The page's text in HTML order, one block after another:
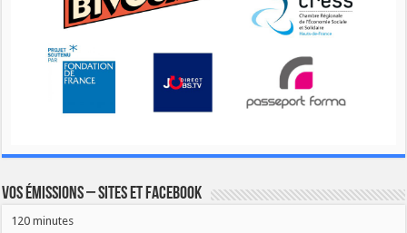
Vos émissions – Sites et Facebook
120 minutes